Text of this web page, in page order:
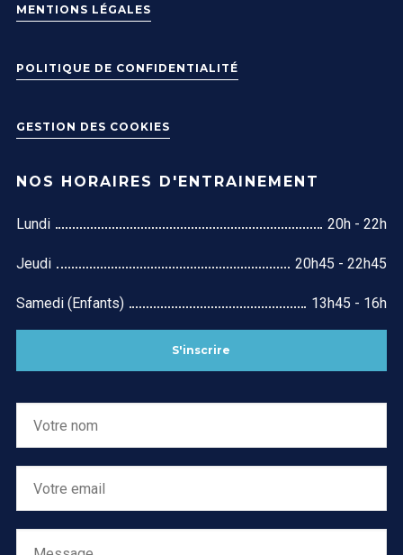
MENTIONS LÉGALES
POLITIQUE DE CONFIDENTIALITÉ
GESTION DES COOKIES
NOS HORAIRES D'ENTRAINEMENT
Lundi 20h - 22h
Jeudi 20h45 - 22h45
Samedi (Enfants) 13h45 - 16h
S'inscrire